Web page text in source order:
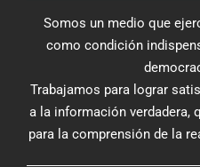
Somos un medio que
como condición
Trabajamos para lograr
a la información verdadera,
para la comprensión de la